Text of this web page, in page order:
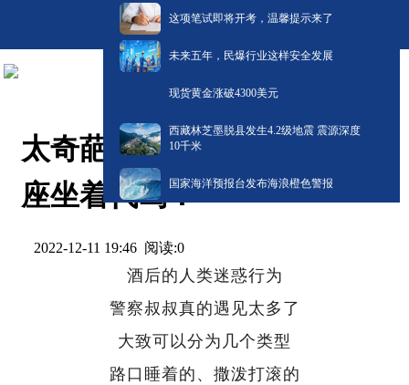
这项笔试即将开考，温馨提示来了
未来五年，民爆行业这样安全发展
现货黄金涨破4300美元
西藏林芝墨脱县发生4.2级地震 震源深度
10千米
国家海洋预报台发布海浪橙色警报
太奇葩！男子喝酒开车，后
座坐着代驾！
2022-12-11 19:46 阅读:0
酒后的人类迷惑行为
警察叔叔真的遇见太多了
大致可以分为几个类型
路口睡着的、撒泼打滚的